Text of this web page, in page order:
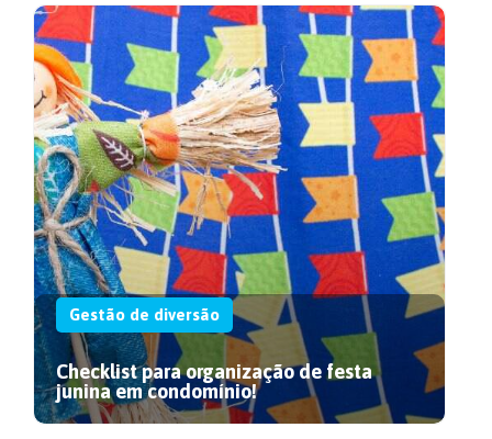
Gestão de diversão
Checklist para organização de festa
junina em condomínio!